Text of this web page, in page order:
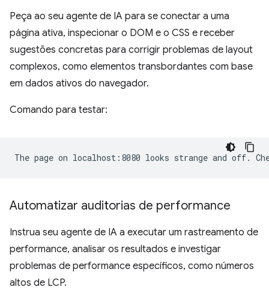
Peça ao seu agente de IA para se conectar a uma
página ativa, inspecionar o DOM e o CSS e receber
sugestões concretas para corrigir problemas de layout
complexos, como elementos transbordantes com base
em dados ativos do navegador.
Comando para testar:
Automatizar auditorias de performance
Instrua seu agente de IA a executar um rastreamento de
performance, analisar os resultados e investigar
problemas de performance específicos, como números
altos de LCP.